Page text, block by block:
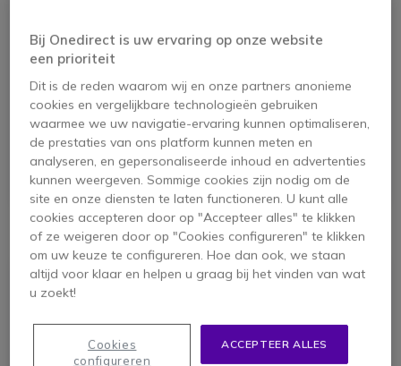
1 Directe communicatie:
OK
Realtime communicatie met collega’s
OK
Snellere voorraadchecks
OK
Directe antwoorden op klantvragen
BEKIJK MODELLEN icon
Bij Onedirect is uw ervaring op onze website
een prioriteit
Dit is de reden waarom wij en onze partners anonieme
cookies en vergelijkbare technologieën gebruiken
waarmee we uw navigatie-ervaring kunnen optimaliseren,
de prestaties van ons platform kunnen meten en
analyseren, en gepersonaliseerde inhoud en advertenties
kunnen weergeven. Sommige cookies zijn nodig om de
site en onze diensten te laten functioneren. U kunt alle
cookies accepteren door op "Accepteer alles" te klikken
of ze weigeren door op "Cookies configureren" te klikken
om uw keuze te configureren. Hoe dan ook, we staan
altijd voor klaar en helpen u graag bij het vinden van wat
u zoekt!
ACCEPTEER ALLES
Cookies
configureren